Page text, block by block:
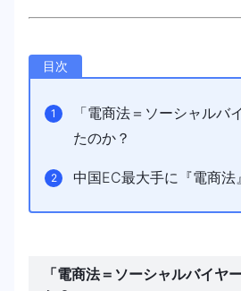
目次
「電商法＝ソーシャルバ
たのか？
中国EC最大手に『電商法
「電商法＝ソーシャルバイヤ